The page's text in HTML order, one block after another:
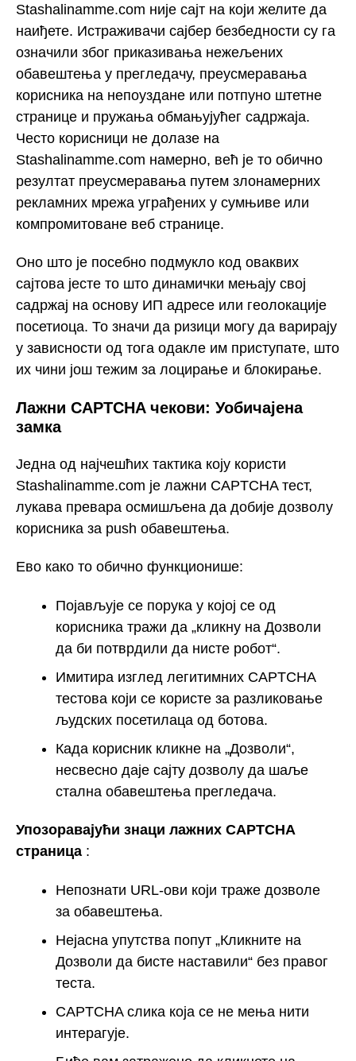
Stashalinamme.com није сајт на који желите да
наиђете. Истраживачи сајбер безбедности су га
означили због приказивања нежељених
обавештења у прегледачу, преусмеравања
корисника на непоуздане или потпуно штетне
странице и пружања обмањујућег садржаја.
Често корисници не долазе на
Stashalinamme.com намерно, већ је то обично
резултат преусмеравања путем злонамерних
рекламних мрежа уграђених у сумњиве или
компромитоване веб странице.
Оно што је посебно подмукло код оваквих
сајтова јесте то што динамички мењају свој
садржај на основу ИП адресе или геолокације
посетиоца. То значи да ризици могу да варирају
у зависности од тога одакле им приступате, што
их чини још тежим за лоцирање и блокирање.
Лажни CAPTCHA чекови: Уобичајена
замка
Једна од најчешћих тактика коју користи
Stashalinamme.com је лажни CAPTCHA тест,
лукава превара осмишљена да добије дозволу
корисника за push обавештења.
Ево како то обично функционише:
Појављује се порука у којој се од
корисника тражи да „кликну на Дозволи
да би потврдили да нисте робот“.
Имитира изглед легитимних CAPTCHA
тестова који се користе за разликовање
људских посетилаца од ботова.
Када корисник кликне на „Дозволи“,
несвесно даје сајту дозволу да шаље
стална обавештења прегледача.
Упозоравајући знаци лажних CAPTCHA
страница :
Непознати URL-ови који траже дозволе
за обавештења.
Нејасна упутства попут „Кликните на
Дозволи да бисте наставили“ без правог
теста.
CAPTCHA слика која се не мења нити
интерагује.